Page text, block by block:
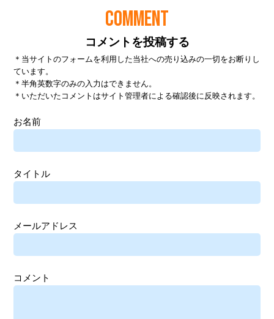
COMMENT
コメントを投稿する
＊当サイトのフォームを利用した当社への売り込みの一切をお断りし
ています。
＊半角英数字のみの入力はできません。
＊いただいたコメントはサイト管理者による確認後に反映されます。
お名前
タイトル
メールアドレス
コメント